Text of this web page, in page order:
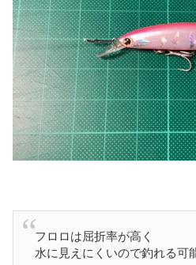
フロロは屈折率が高く
水に見えにくいので釣れる可